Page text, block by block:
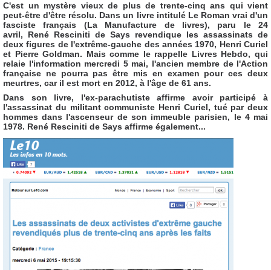
C'est un mystère vieux de plus de trente-cinq ans qui vient
peut-être d'être résolu. Dans un livre intitulé Le Roman vrai d'un
fasciste français (La Manufacture de livres), paru le 24
avril, René Resciniti de Says revendique les assassinats de
deux figures de l'extrême-gauche des années 1970, Henri Curiel
et Pierre Goldman. Mais comme le rappelle Livres Hebdo, qui
relaie l'information mercredi 5 mai, l'ancien membre de l'Action
française ne pourra pas être mis en examen pour ces deux
meurtres, car il est mort en 2012, à l'âge de 61 ans.
Dans son livre, l'ex-parachutiste affirme avoir participé à
l'assassinat du militant communiste Henri Curiel, tué par deux
hommes dans l'ascenseur de son immeuble parisien, le 4 mai
1978. René Resciniti de Says affirme également...